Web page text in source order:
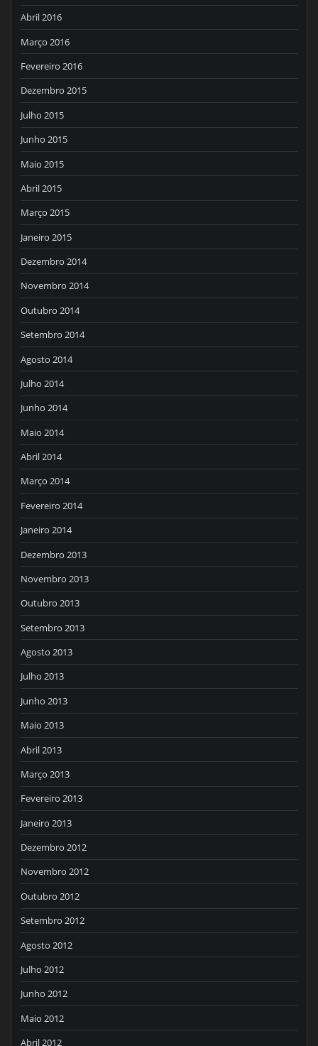
Abril 2016
Março 2016
Fevereiro 2016
Dezembro 2015
Julho 2015
Junho 2015
Maio 2015
Abril 2015
Março 2015
Janeiro 2015
Dezembro 2014
Novembro 2014
Outubro 2014
Setembro 2014
Agosto 2014
Julho 2014
Junho 2014
Maio 2014
Abril 2014
Março 2014
Fevereiro 2014
Janeiro 2014
Dezembro 2013
Novembro 2013
Outubro 2013
Setembro 2013
Agosto 2013
Julho 2013
Junho 2013
Maio 2013
Abril 2013
Março 2013
Fevereiro 2013
Janeiro 2013
Dezembro 2012
Novembro 2012
Outubro 2012
Setembro 2012
Agosto 2012
Julho 2012
Junho 2012
Maio 2012
Abril 2012